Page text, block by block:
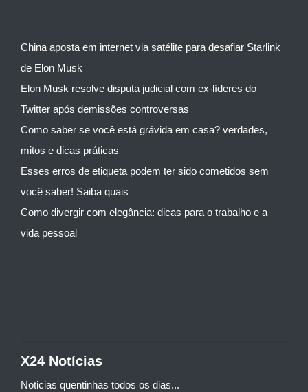
China aposta em internet via satélite para desafiar Starlink
de Elon Musk
Elon Musk resolve disputa judicial com ex-líderes do
Twitter após demissões controversas
Como saber se você está grávida em casa? verdades,
mitos e dicas práticas
Esses erros de etiqueta podem ter sido cometidos sem
você saber! Saiba quais
Como divergir com elegância: dicas para o trabalho e a
vida pessoal
X24 Notícias
Noticias quentinhas todos os dias...